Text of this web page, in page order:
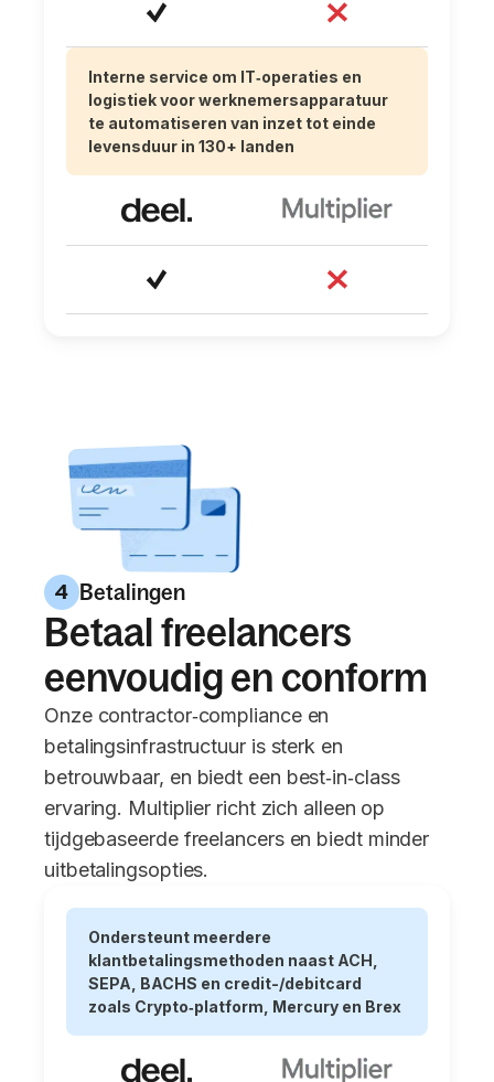
Interne service om IT‑operaties en
logistiek voor werknemersapparatuur
te automatiseren van inzet tot einde
levensduur in 130+ landen
4 Betalingen
Betaal freelancers
eenvoudig en conform
Onze contractor‑compliance en
betalingsinfrastructuur is sterk en
betrouwbaar, en biedt een best‑in‑class
ervaring. Multiplier richt zich alleen op
tijdgebaseerde freelancers en biedt minder
uitbetalingsopties.
Ondersteunt meerdere
klantbetalingsmethoden naast ACH,
SEPA, BACHS en credit-/debitcard
zoals Crypto‑platform, Mercury en Brex